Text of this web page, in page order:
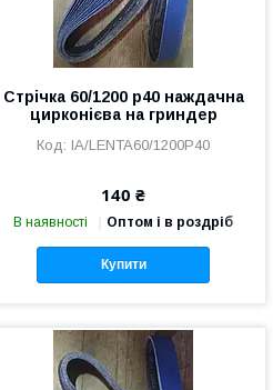
Стрічка 60/1200 р40 наждачна
цирконієва на гриндер
IA/LENTA60/1200P40
140 ₴
В наявності Оптом і в роздріб
Купити